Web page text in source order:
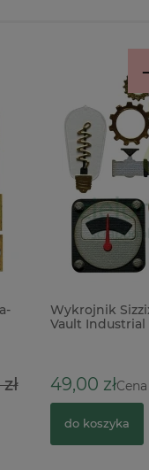
-
Wykrojnik Sizzix Tim
Vault Industrial rury,
49,00 złCena
do koszyka